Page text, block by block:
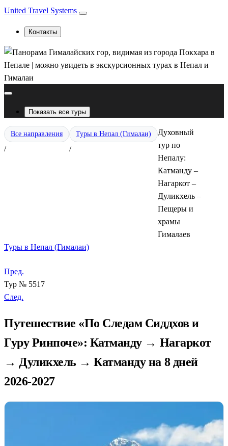
United Travel Systems
Контакты
Показать все туры
Все направления
/
Туры в Непал (Гималаи)
/
Духовный
тур по
Непалу:
Катманду –
Нагаркот –
Дуликхель –
Пещеры и
храмы
Гималаев
Туры в Непал (Гималаи)
Пред.
Тур № 5517
След.
Путешествие «По Следам Сиддхов и
Гуру Ринпоче»: Катманду → Нагаркот
→ Дуликхель → Катманду на 8 дней
2026-2027